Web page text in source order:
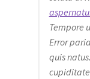
Tempore
Error
quis